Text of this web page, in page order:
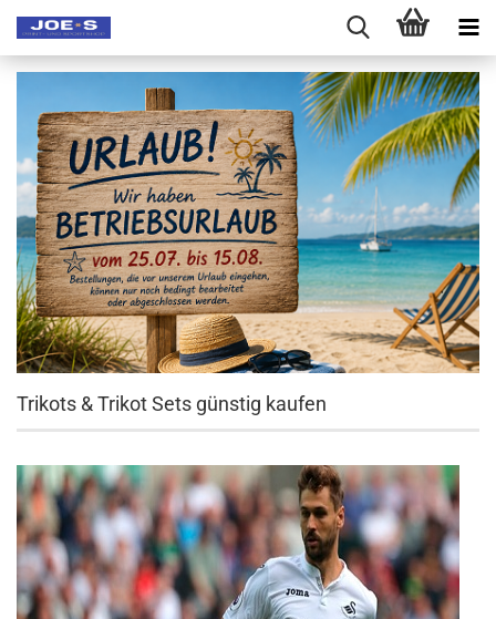
Trikots & Trikot Sets günstig kaufen